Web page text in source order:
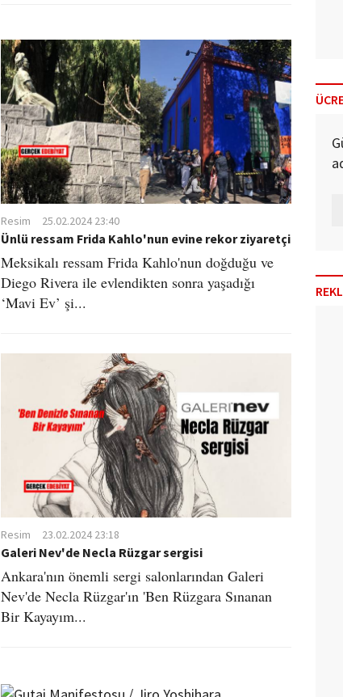
Resim 25.02.2024 23:40
Ünlü ressam Frida Kahlo'nun evine rekor ziyaretçi
Meksikalı ressam Frida Kahlo'nun doğduğu ve
Diego Rivera ile evlendikten sonra yaşadığı
‘Mavi Ev’ şi...
Resim 23.02.2024 23:18
Galeri Nev'de Necla Rüzgar sergisi
Ankara'nın önemli sergi salonlarından Galeri
Nev'de Necla Rüzgar'ın 'Ben Rüzgara Sınanan
Bir Kayayım...